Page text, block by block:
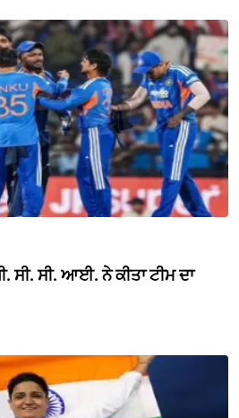
ਸੀ. ਸੀ. ਆਈ. ਨੇ ਕੀਤਾ ਟੀਮ ਦਾ